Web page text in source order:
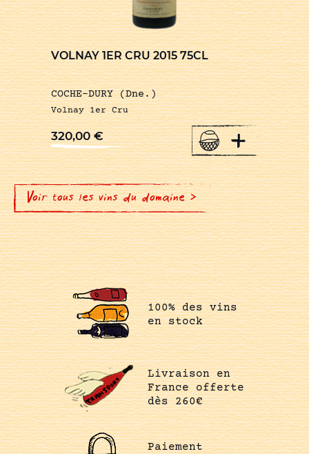
VOLNAY 1ER CRU 2015 75CL
COCHE-DURY (Dne.)
Volnay 1er Cru
320,00€ +
Voir tous les vins du domaine >
100% des vins
en stock
Livraison en
France offerte
dès 260€
Paiement